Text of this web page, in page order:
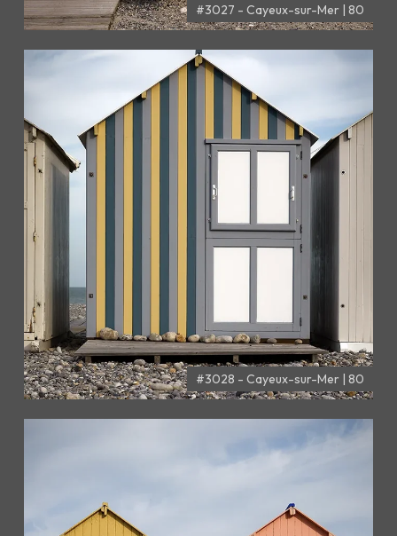
#3027 - Cayeux-sur-Mer | 80
#3028 - Cayeux-sur-Mer | 80